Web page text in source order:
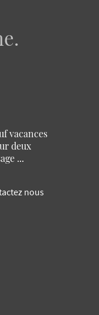
vacances
deux
...
nous